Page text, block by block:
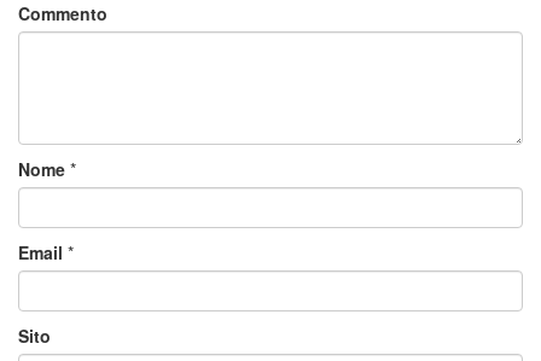
Commento
Nome *
Email *
Sito